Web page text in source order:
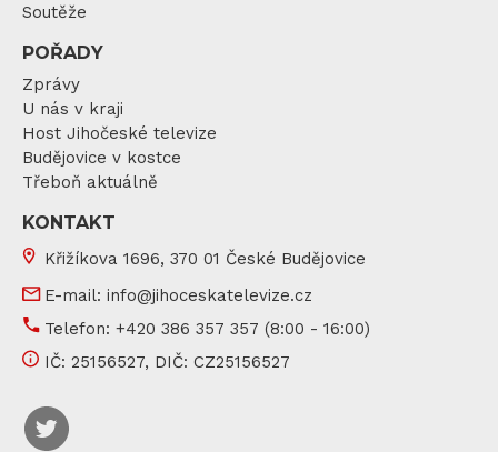
Soutěže
POŘADY
Zprávy
U nás v kraji
Host Jihočeské televize
Budějovice v kostce
Třeboň aktuálně
KONTAKT
Křižíkova 1696, 370 01 České Budějovice
E-mail: info@jihoceskatelevize.cz
Telefon: +420 386 357 357 (8:00 - 16:00)
IČ: 25156527, DIČ: CZ25156527